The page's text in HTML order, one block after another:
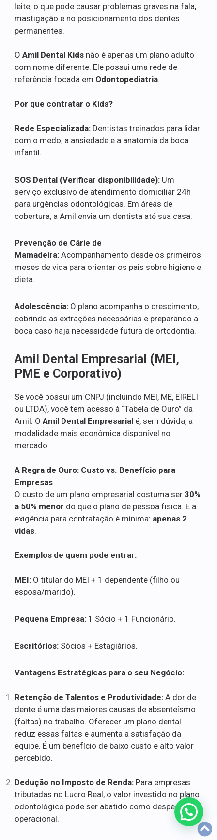
leite, o que pode causar problemas graves na fala,
mastigação e no posicionamento dos dentes
permanentes.
O Amil Dental Kids não é apenas um plano adulto
com nome diferente. Ele possui uma rede de
referência focada em Odontopediatria.
Por que contratar o Kids?
Rede Especializada: Dentistas treinados para lidar
com o medo, a ansiedade e a anatomia da boca
infantil.
SOS Dental (Verificar disponibilidade): Um
serviço exclusivo de atendimento domiciliar 24h
para urgências odontológicas. Em áreas de
cobertura, a Amil envia um dentista até sua casa.
Prevenção de Cárie de
Mamadeira: Acompanhamento desde os primeiros
meses de vida para orientar os pais sobre higiene e
dieta.
Adolescência: O plano acompanha o crescimento,
cobrindo as extrações necessárias e preparando a
boca caso haja necessidade futura de ortodontia.
Amil Dental Empresarial (MEI,
PME e Corporativo)
Se você possui um CNPJ (incluindo MEI, ME, EIRELI
ou LTDA), você tem acesso à “Tabela de Ouro” da
Amil. O Amil Dental Empresarial é, sem dúvida, a
modalidade mais econômica disponível no
mercado.
A Regra de Ouro: Custo vs. Benefício para
Empresas
O custo de um plano empresarial costuma ser 30%
a 50% menor do que o plano de pessoa física. E a
exigência para contratação é mínima: apenas 2
vidas.
Exemplos de quem pode entrar:
MEI: O titular do MEI + 1 dependente (filho ou
esposa/marido).
Pequena Empresa: 1 Sócio + 1 Funcionário.
Escritórios: Sócios + Estagiários.
Vantagens Estratégicas para o seu Negócio:
Retenção de Talentos e Produtividade: A dor de
dente é uma das maiores causas de absenteísmo
(faltas) no trabalho. Oferecer um plano dental
reduz essas faltas e aumenta a satisfação da
equipe. É um benefício de baixo custo e alto valor
percebido.
Dedução no Imposto de Renda: Para empresas
tributadas no Lucro Real, o valor investido no plano
odontológico pode ser abatido como despesa
operacional.